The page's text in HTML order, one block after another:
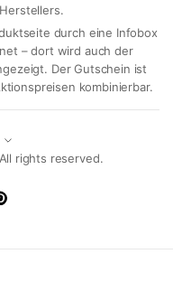
durch eine Infobox
– dort wird auch der
Der Gutschein ist
kombinierbar.
rights reserved.